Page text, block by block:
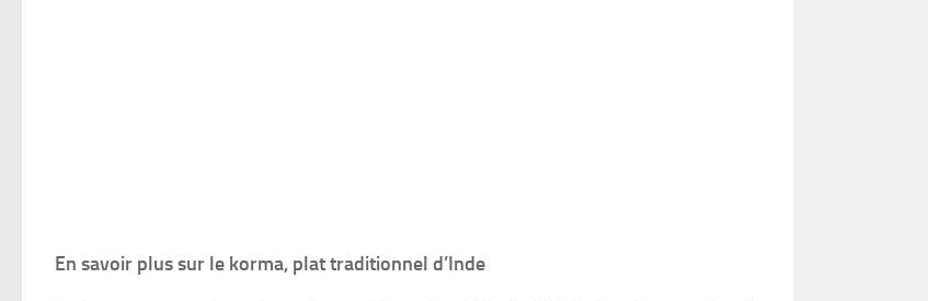
En savoir plus sur le korma, plat traditionnel d’Inde